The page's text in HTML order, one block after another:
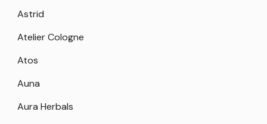
Astrid
Atelier Cologne
Atos
Auna
Aura Herbals